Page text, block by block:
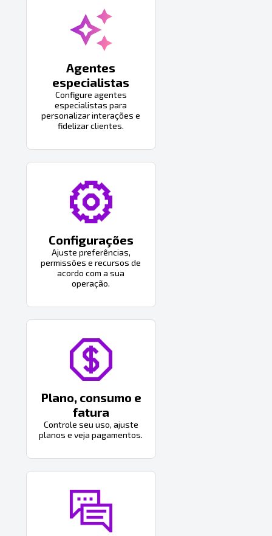
Agentes
especialistas
Configure agentes
especialistas para
personalizar interações e
fidelizar clientes.
Configurações
Ajuste preferências,
permissões e recursos de
acordo com a sua
operação.
Plano, consumo e
fatura
Controle seu uso, ajuste
planos e veja pagamentos.